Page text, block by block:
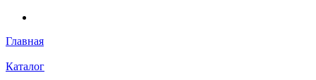
Главная
Каталог